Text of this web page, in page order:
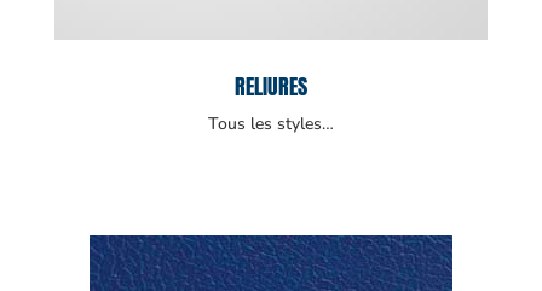
RELIURES
Tous les styles…